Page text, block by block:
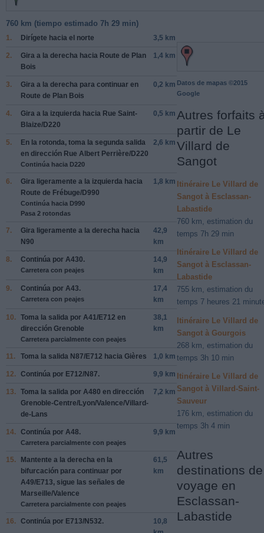
760 km (tiempo estimado 7h 29 min)
1. Dirígete hacia el norte 3,5 km
2. Gira a la derecha hacia Route de Plan
Bois
1,4 km
3. Gira a la derecha para continuar en
Route de Plan Bois
0,2 km
4. Gira a la izquierda hacia Rue Saint-
Blaize/D220
0,5 km
5. En la rotonda, toma la segunda salida
en dirección Rue Albert Perrière/D220
Continúa hacia D220
2,6 km
6. Gira ligeramente a la izquierda hacia
Route de Frébuge/D990
Continúa hacia D990
Pasa 2 rotondas
1,8 km
7. Gira ligeramente a la derecha hacia
N90
42,9
km
8. Continúa por A430.
Carretera con peajes
14,9
km
9. Continúa por A43.
Carretera con peajes
17,4
km
10. Toma la salida por A41/E712 en
dirección Grenoble
Carretera parcialmente con peajes
38,1
km
11. Toma la salida N87/E712 hacia Gières 1,0 km
12. Continúa por E712/N87. 9,9 km
13. Toma la salida por A480 en dirección
Grenoble-Centre/Lyon/Valence/Villard-
de-Lans
7,2 km
14. Continúa por A48.
Carretera parcialmente con peajes
9,9 km
15. Mantente a la derecha en la
bifurcación para continuar por
A49/E713, sigue las señales de
Marseille/Valence
Carretera parcialmente con peajes
61,5
km
16. Continúa por E713/N532.
10,8
Datos de mapas ©2015
Google
Autres forfaits
partir de Le
Villard de
Sangot
Itinéraire Le Villard de
Sangot à Esclassan-
Labastide
760 km, estimation du
temps 7h 29 min
Itinéraire Le Villard de
Sangot à Esclassan-
Labastide
755 km, estimation du
temps 7 heures 21
Itinéraire Le Villard de
Sangot à Gourgois
268 km, estimation du
temps 3h 10 min
Itinéraire Le Villard de
Sangot à Villard-Saint-
Sauveur
176 km, estimation du
temps 3h 4 min
Autres
destinations de
voyage en
Esclassan-
Labastide